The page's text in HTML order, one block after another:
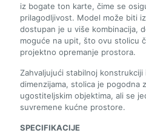
iz bogate ton karte, čime se
prilagodljivost. Model može biti
dostupan je u više kombinacija,
moguće na upit, što ovu stolicu
projektno opremanje prostora.
Zahvaljujući stabilnoj
dimenzijama, stolica je pogodna
ugostiteljskim objektima, ali se
suvremene kućne prostore.
SPECIFIKACIJE